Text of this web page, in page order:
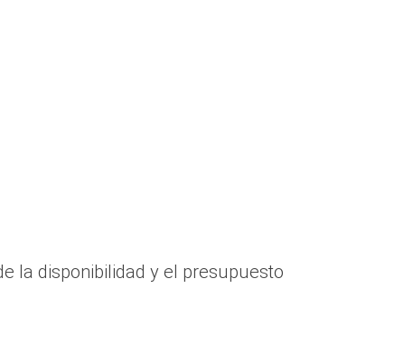
la disponibilidad y el presupuesto